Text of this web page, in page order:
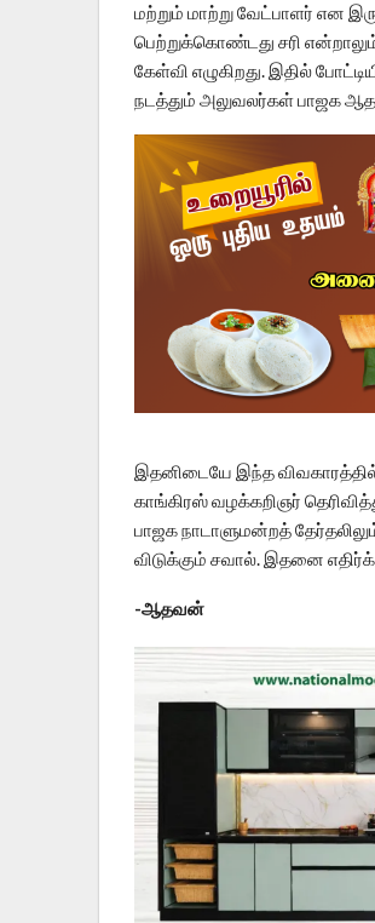
மற்றும் மாற்று வேட்பாளர் என
பெற்றுக்கொண்டது சரி
கேள்வி எழுகிறது. இதில்
நடத்தும் அலுவலர்கள் பாஜக
இதனிடையே இந்த
காங்கிரஸ் வழக்கறிஞர்
பாஜக நாடாளுமன்றத்
விடுக்கும் சவால். இதனை
-ஆதவன்